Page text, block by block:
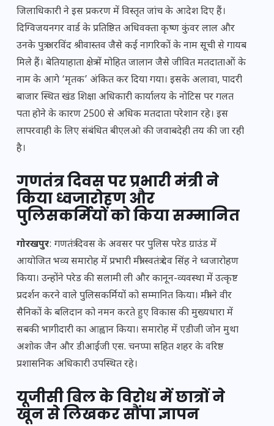
जिलाधिकारी ने इस प्रकरण में विस्तृत जांच के आदेश दिए हैं।
दिग्विजयनगर वार्ड के प्रतिष्ठित अधिवक्ता कृष्ण कुंवर लाल और
उनके पुत्र अरविंद श्रीवास्तव जैसे कई नागरिकों के नाम सूची से गायब
मिले हैं। बेतियाहाता क्षेत्र में मोहित जालान जैसे जीवित मतदाताओं के
नाम के आगे ‘मृतक’ अंकित कर दिया गया। इसके अलावा, पादरी
बाजार स्थित खंड शिक्षा अधिकारी कार्यालय के नोटिस पर गलत
पता होने के कारण 2500 से अधिक मतदाता परेशान रहे। इस
लापरवाही के लिए संबंधित बीएलओ की जवाबदेही तय की जा रही
है।
गणतंत्र दिवस पर प्रभारी मंत्री ने
किया ध्वजारोहण और
पुलिसकर्मियों को किया सम्मानित
गोरखपुर: गणतंत्र दिवस के अवसर पर पुलिस परेड ग्राउंड में
आयोजित भव्य समारोह में प्रभारी मंत्री स्वतंत्र देव सिंह ने ध्वजारोहण
किया। उन्होंने परेड की सलामी ली और कानून-व्यवस्था में उत्कृष्ट
प्रदर्शन करने वाले पुलिसकर्मियों को सम्मानित किया। मंत्री ने वीर
सैनिकों के बलिदान को नमन करते हुए विकास की मुख्यधारा में
सबकी भागीदारी का आह्वान किया। समारोह में एडीजी जोन मुथा
अशोक जैन और डीआईजी एस. चनप्पा सहित शहर के वरिष्ठ
प्रशासनिक अधिकारी उपस्थित रहे।
यूजीसी बिल के विरोध में छात्रों ने
खून से लिखकर सौंपा ज्ञापन